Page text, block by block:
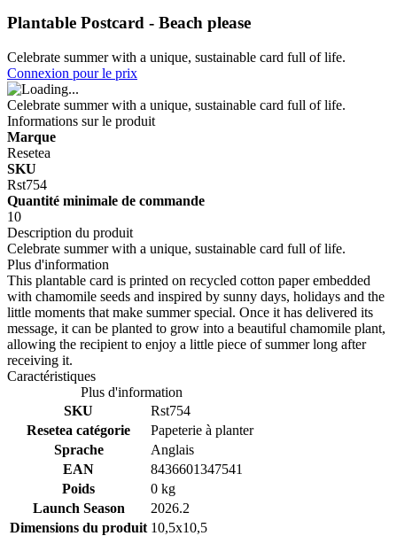
Plantable Postcard - Beach please
Celebrate summer with a unique, sustainable card full of life.
Connexion pour le prix
Celebrate summer with a unique, sustainable card full of life.
Informations sur le produit
Marque
Resetea
SKU
Rst754
Quantité minimale de commande
10
Description du produit
Celebrate summer with a unique, sustainable card full of life.
Plus d'information
This plantable card is printed on recycled cotton paper embedded
with chamomile seeds and inspired by sunny days, holidays and the
little moments that make summer special. Once it has delivered its
message, it can be planted to grow into a beautiful chamomile plant,
allowing the recipient to enjoy a little piece of summer long after
receiving it.
Caractéristiques
Plus d'information
SKU
Rst754
Resetea catégorie
Papeterie à planter
Sprache
Anglais
EAN
8436601347541
Poids
0 kg
Launch Season
2026.2
Dimensions du produit 10,5x10,5